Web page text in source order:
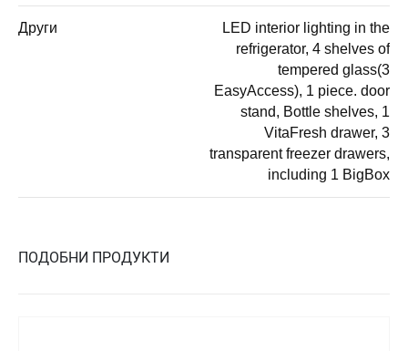
Други
LED interior lighting in the
refrigerator, 4 shelves of
tempered glass(3
EasyAccess), 1 piece. door
stand, Bottle shelves, 1
VitaFresh drawer, 3
transparent freezer drawers,
including 1 BigBox
ПОДОБНИ ПРОДУКТИ